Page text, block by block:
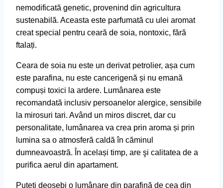
nemodificată genetic, provenind din agricultura
sustenabilă. Aceasta este parfumată cu ulei aromat
creat special pentru ceară de soia, nontoxic, fără
ftalați.
Ceara de soia nu este un derivat petrolier, așa cum
este parafina, nu este cancerigenă și nu emană
compuși toxici la ardere. Lumânarea este
recomandată inclusiv persoanelor alergice, sensibile
la mirosuri tari. Având un miros discret, dar cu
personalitate, lumânarea va crea prin aroma și prin
lumina sa o atmosferă caldă în căminul
dumneavoastră. În același timp, are şi calitatea de a
purifica aerul din apartament.
Puteți deosebi o lumânare din parafină de cea din